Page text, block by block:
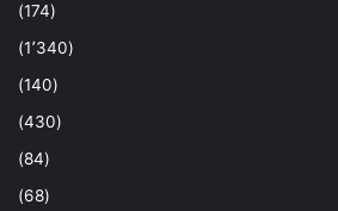
(174)
(1٬340)
(140)
(430)
(84)
(68)